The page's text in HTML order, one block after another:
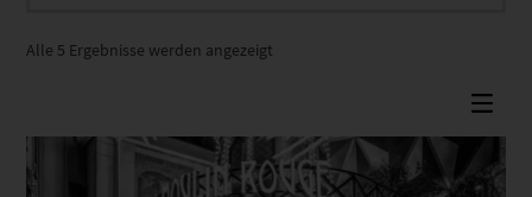
Alle 5 Ergebnisse werden angezeigt
Dieses Produkt weist mehrere Varianten auf. Die Optionen können auf der Produktseite gewählt werden